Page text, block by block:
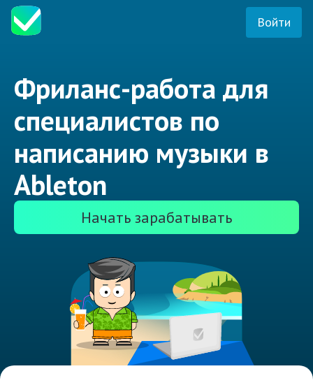
Войти
Фриланс-работа для
специалистов по
написанию музыки в
Ableton
Начать зарабатывать